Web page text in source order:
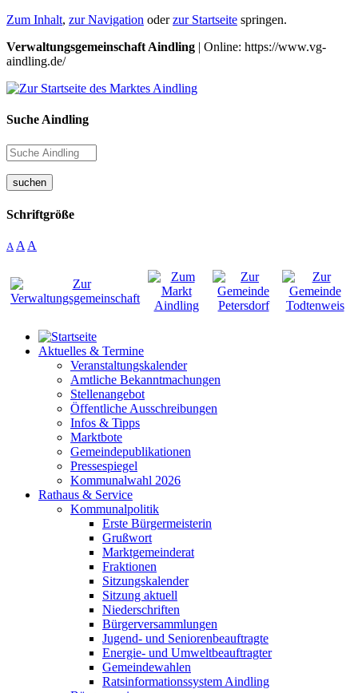
Zum Inhalt, zur Navigation oderzur Startseite springen.
Verwaltungsgemeinschaft Aindling | Online: https://www.vg-
aindling.de/
Suche Aindling
suchen
Schriftgröße
A A A
Aktuelles & Termine
Veranstaltungskalender
Amtliche Bekanntmachungen
Stellenangebot
Öffentliche Ausschreibungen
Infos & Tipps
Marktbote
Gemeindepublikationen
Pressespiegel
Kommunalwahl 2026
Rathaus & Service
Kommunalpolitik
Erste Bürgermeisterin
Grußwort
Marktgemeinderat
Fraktionen
Sitzungskalender
Sitzung aktuell
Niederschriften
Bürgerversammlungen
Jugend- und Seniorenbeauftragte
Energie- und Umweltbeauftragter
Gemeindewahlen
Ratsinformationssystem Aindling